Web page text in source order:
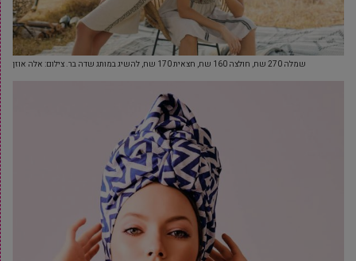
שמלה 270 שח, חולצה 160 שח, חצאית 170 שח, להשיג במותג שדה בר. צילום: אלה אוזן